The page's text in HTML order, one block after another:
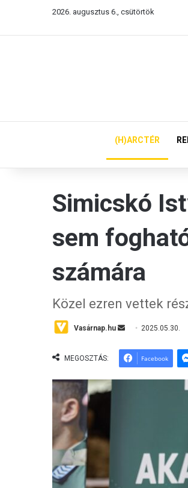
2026. augusztus 6., csütörtök
(H)ARCTÉR
Simicskó
sem
számára
Közel ezren vettek
Vasárnap.hu
n
2025.05.30.
MEGOSZTÁS: Facebook